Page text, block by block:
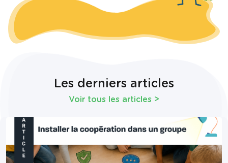
Les derniers articles
Voir tous les articles >